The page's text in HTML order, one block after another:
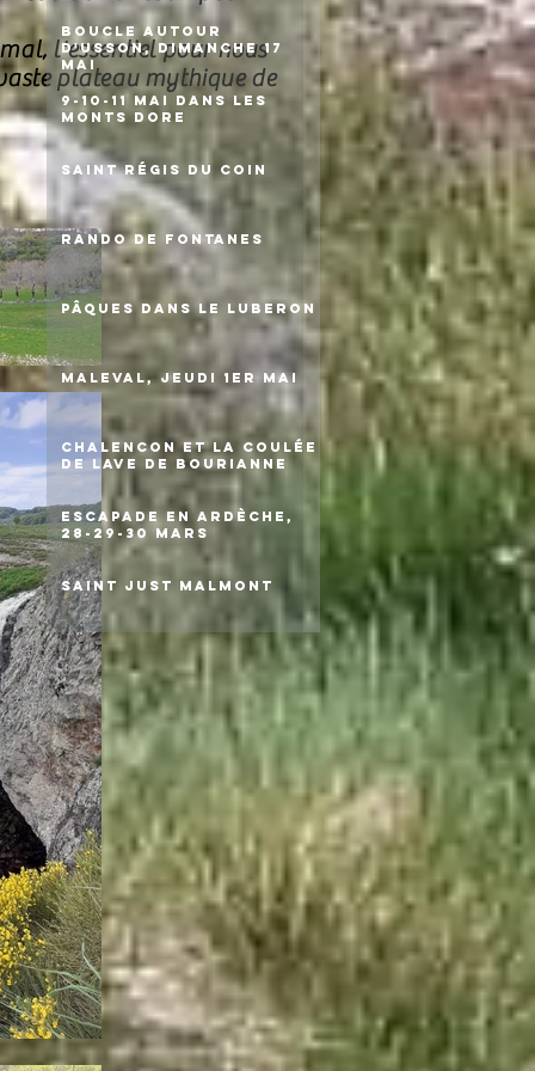
Boucle autour
d'Usson, dimanche 17
mai
9-10-11 mai dans les
monts Dore
Saint Régis du Coin
Rando de Fontanes
Pâques dans le Luberon
Maleval, jeudi 1er mai
Chalencon et la coulée
de lave de Bourianne
Escapade en Ardèche,
28-29-30 mars
Saint Just Malmont
l'essentiel pour nous
plateau mythique de